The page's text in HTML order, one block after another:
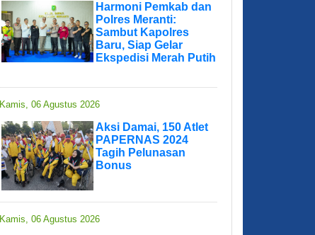
Harmoni Pemkab dan
Polres Meranti:
Sambut Kapolres
Baru, Siap Gelar
Ekspedisi Merah Putih
Kamis, 06 Agustus 2026
Aksi Damai, 150 Atlet
PAPERNAS 2024
Tagih Pelunasan
Bonus
Kamis, 06 Agustus 2026